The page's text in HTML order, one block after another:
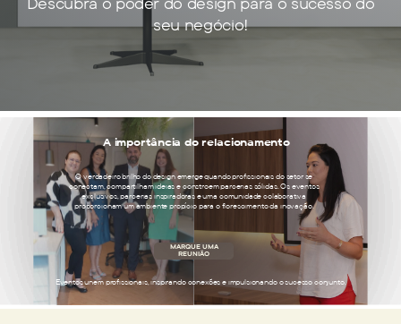
seu negócio!
A importância do relacionamento
O verdadeiro brilho do design emerge quando profissionais do setor se
conectam, compartilham ideias e constroem parcerias sólidas. Os eventos
exclusivos, parcerias inspiradoras e uma comunidade colaborativa
proporcionam um ambiente propício para o florescimento da inovação.
MARQUE UMA
REUNIÃO
Eventos unem profissionais, inspirando conexões e impulsionando o sucesso conjunto.